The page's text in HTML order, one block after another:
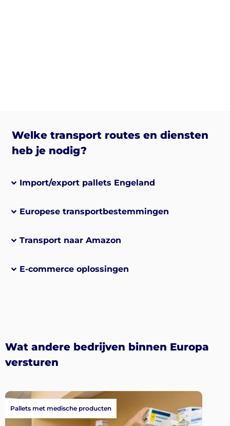
Welke transport routes en diensten
heb je nodig?
Import/export pallets Engeland
Europese transportbestemmingen
Transport naar Amazon
E-commerce oplossingen
Wat andere bedrijven binnen Europa
versturen
Pallets met medische producten